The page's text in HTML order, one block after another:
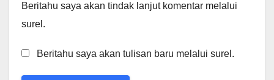
Beritahu saya akan tindak lanjut komentar melalui
surel.
Beritahu saya akan tulisan baru melalui surel.